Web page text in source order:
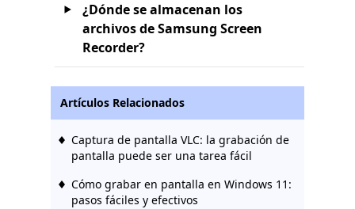
¿Dónde se almacenan los
archivos de Samsung Screen
Recorder?
Artículos Relacionados
Captura de pantalla VLC: la grabación de
pantalla puede ser una tarea fácil
Cómo grabar en pantalla en Windows 11:
pasos fáciles y efectivos